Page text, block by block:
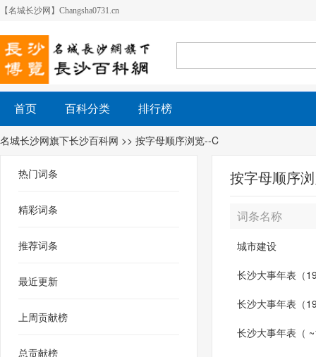
【名城长沙网】Changsha0731.cn
首页 百科分类 排行榜
名城长沙网旗下长沙百科网 >> 按字母顺序浏览--C
按字母顺序
词条名称
城市建设
长沙大事年表（
长沙大事年表（
长沙大事年表（
热门词条
精彩词条
推荐词条
最近更新
上周贡献榜
总贡献榜